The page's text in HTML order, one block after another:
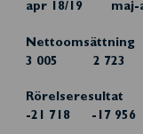
apr 18/19 maj-
3 005 2 723
-21 718 -17 956